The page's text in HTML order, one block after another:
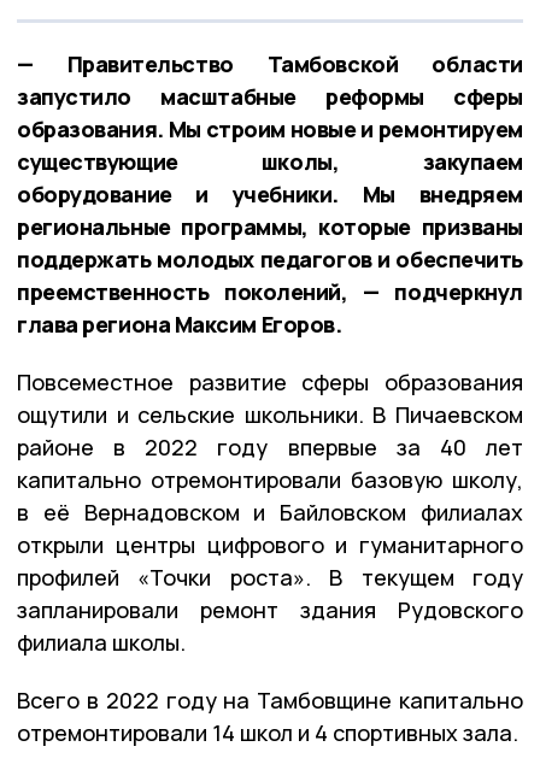
— Правительство Тамбовской области
запустило масштабные реформы сферы
образования. Мы строим новые и ремонтируем
существующие школы, закупаем
оборудование и учебники. Мы внедряем
региональные программы, которые призваны
поддержать молодых педагогов и обеспечить
преемственность поколений, — подчеркнул
глава региона Максим Егоров.
Повсеместное развитие сферы образования
ощутили и сельские школьники. В Пичаевском
районе в 2022 году впервые за 40 лет
капитально отремонтировали базовую школу,
в её Вернадовском и Байловском филиалах
открыли центры цифрового и гуманитарного
профилей «Точки роста». В текущем году
запланировали ремонт здания Рудовского
филиала школы.
Всего в 2022 году на Тамбовщине капитально
отремонтировали 14 школ и 4 спортивных зала.